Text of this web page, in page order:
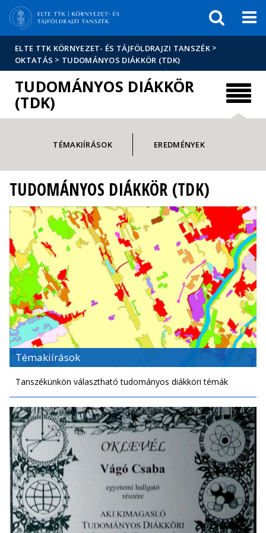
Hírek
Események
ELTE a
sajtóban
ELTE TTK KÖRNYEZET- ÉS TÁJFÖLDRAJZI TANSZÉK >
OKTATÁS > TUDOMÁNYOS DIÁKKÖR (TDK)
TUDOMÁNYOS DIÁKKÖR
(TDK)
TÉMAKIÍRÁSOK EREDMÉNYEK
TUDOMÁNYOS DIÁKKÖR (TDK)
Témakiírások
Tanszékünkön választható tudományos diákköri témák